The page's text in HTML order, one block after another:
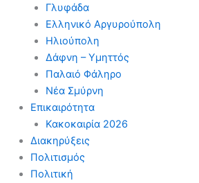
Γλυφάδα
Ελληνικό Αργυρούπολη
Ηλιούπολη
Δάφνη – Υμηττός
Παλαιό Φάληρο
Νέα Σμύρνη
Επικαιρότητα
Κακοκαιρία 2026
Διακηρύξεις
Πολιτισμός
Πολιτική